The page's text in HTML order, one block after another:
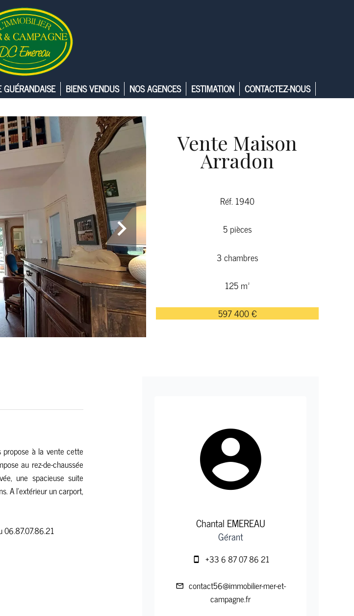
GUÉRANDAISE BIENS VENDUS NOS AGENCES ESTIMATION CONTACTEZ-NOUS
Vente Maison
Arradon
Réf. 1940
5 pièces
3 chambres
125 m²
597 400 €
propose à la vente cette
au rez-de-chaussée
une spacieuse suite
A l'extérieur un carport,
06.87.07.86.21
Chantal EMEREAU
Gérant
+33 6 87 07 86 21
contact56@immobilier-mer-et-
campagne.fr